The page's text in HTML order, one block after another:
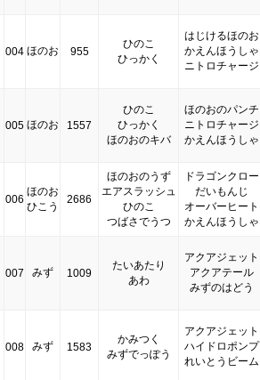
004 ほのお 955
ひのこ
ひっかく
はじけるほのお
かえんほうしゃ
ニトロチャージ
005 ほのお 1557
ひのこ
ひっかく
ほのおのキバ
ほのおのパンチ
ニトロチャージ
かえんほうしゃ
006
ほのお
ひこう
2686
ほのおのうず
エアスラッシュ
ひのこ
つばさでうつ
ドラゴンクロー
だいもんじ
オーバーヒート
かえんほうしゃ
007 みず 1009
たいあたり
あわ
アクアジェット
アクアテール
みずのはどう
008 みず 1583
かみつく
みずでっぽう
アクアジェット
ハイドロポンプ
れいとうビーム